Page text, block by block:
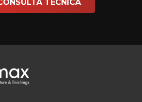
TÉCNICA